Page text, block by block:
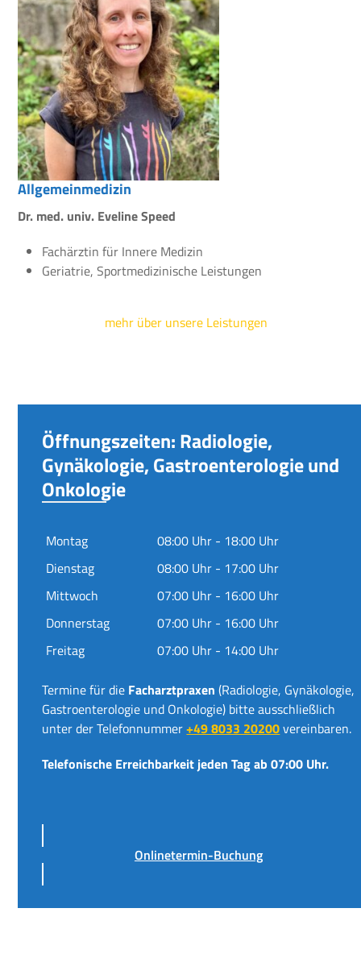
Allgemeinmedizin
Dr. med. univ. Eveline Speed
Fachärztin für Innere Medizin
Geriatrie, Sportmedizinische Leistungen
mehr über unsere Leistungen
Öffnungszeiten: Radiologie,
Gynäkologie, Gastroenterologie und
Onkologie
Montag
08:00 Uhr - 18:00 Uhr
Dienstag
08:00 Uhr - 17:00 Uhr
Mittwoch
07:00 Uhr - 16:00 Uhr
Donnerstag
07:00 Uhr - 16:00 Uhr
Freitag
07:00 Uhr - 14:00 Uhr
Termine für die Facharztpraxen (Radiologie, Gynäkologie,
Gastroenterologie und Onkologie) bitte ausschließlich
unter der Telefonnummer+49 8033 20200vereinbaren.
Telefonische Erreichbarkeit jeden Tag ab 07:00 Uhr.
Onlinetermin-Buchung